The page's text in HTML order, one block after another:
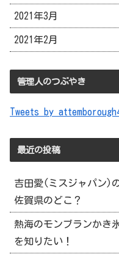
2021年3月
2021年2月
管理人のつぶやき
Tweets by
最近の投稿
吉田愛(ミスジャパン)
佐賀県のどこ？
熱海のモンブランかき
を知りたい！